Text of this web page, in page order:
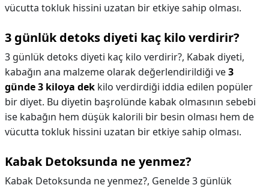
vücutta tokluk hissini uzatan bir etkiye sahip olması.
3 günlük detoks diyeti kaç kilo verdirir?
3 günlük detoks diyeti kaç kilo verdirir?, Kabak diyeti,
kabağın ana malzeme olarak değerlendirildiği ve3
günde 3 kiloya dek kilo verdirdiği iddia edilen popüler
bir diyet. Bu diyetin başrolünde kabak olmasının sebebi
ise kabağın hem düşük kalorili bir besin olması hem de
vücutta tokluk hissini uzatan bir etkiye sahip olması.
Kabak Detoksunda ne yenmez?
Kabak Detoksunda ne yenmez?, Genelde 3 günlük